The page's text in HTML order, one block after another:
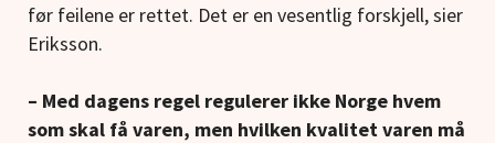
før feilene er rettet. Det er en vesentlig forskjell, sier
Eriksson.
– Med dagens regel regulerer ikke Norge hvem
som skal få varen, men hvilken kvalitet varen må